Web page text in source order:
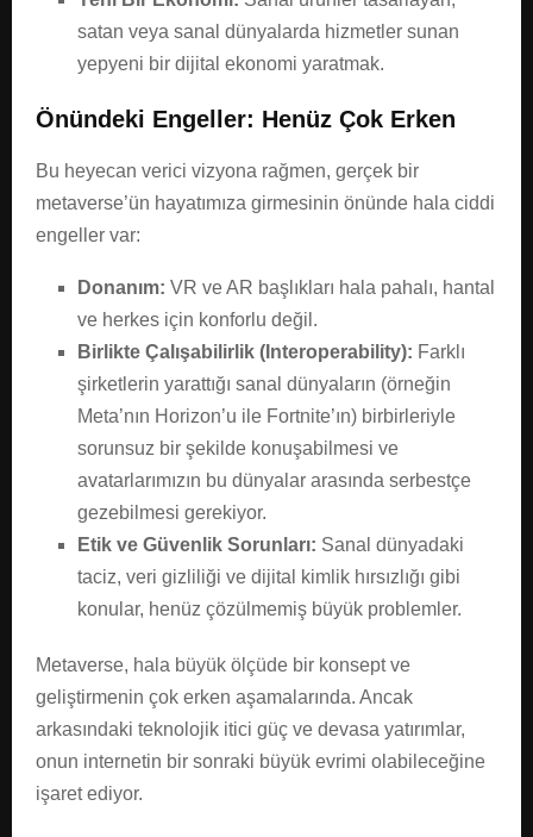
satan veya sanal dünyalarda hizmetler sunan
yepyeni bir dijital ekonomi yaratmak.
Önündeki Engeller: Henüz Çok Erken
Bu heyecan verici vizyona rağmen, gerçek bir
metaverse’ün hayatımıza girmesinin önünde hala ciddi
engeller var:
Donanım: VR ve AR başlıkları hala pahalı, hantal
ve herkes için konforlu değil.
Birlikte Çalışabilirlik (Interoperability): Farklı
şirketlerin yarattığı sanal dünyaların (örneğin
Meta’nın Horizon’u ile Fortnite’ın) birbirleriyle
sorunsuz bir şekilde konuşabilmesi ve
avatarlarımızın bu dünyalar arasında serbestçe
gezebilmesi gerekiyor.
Etik ve Güvenlik Sorunları: Sanal dünyadaki
taciz, veri gizliliği ve dijital kimlik hırsızlığı gibi
konular, henüz çözülmemiş büyük problemler.
Metaverse, hala büyük ölçüde bir konsept ve
geliştirmenin çok erken aşamalarında. Ancak
arkasındaki teknolojik itici güç ve devasa yatırımlar,
onun internetin bir sonraki büyük evrimi olabileceğine
işaret ediyor.